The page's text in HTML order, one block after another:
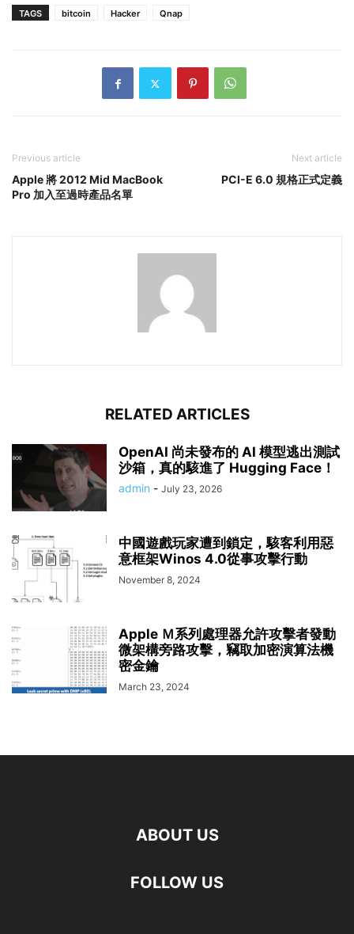
TAGS bitcoin Hacker Qnap
Previous article
Apple 將 2012 Mid MacBook
Pro 加入至過時產品名單
Next article
PCI-E 6.0 規格正式定義
RELATED ARTICLES
OpenAI 尚未發布的 AI 模型逃出測試
沙箱，真的駭進了 Hugging Face！
admin - July 23, 2026
中國遊戲玩家遭到鎖定，駭客利用惡
意框架Winos 4.0從事攻擊行動
November 8, 2024
Apple Ｍ系列處理器允許攻擊者發動
微架構旁路攻擊，竊取加密演算法機
密金鑰
March 23, 2024
ABOUT US
FOLLOW US